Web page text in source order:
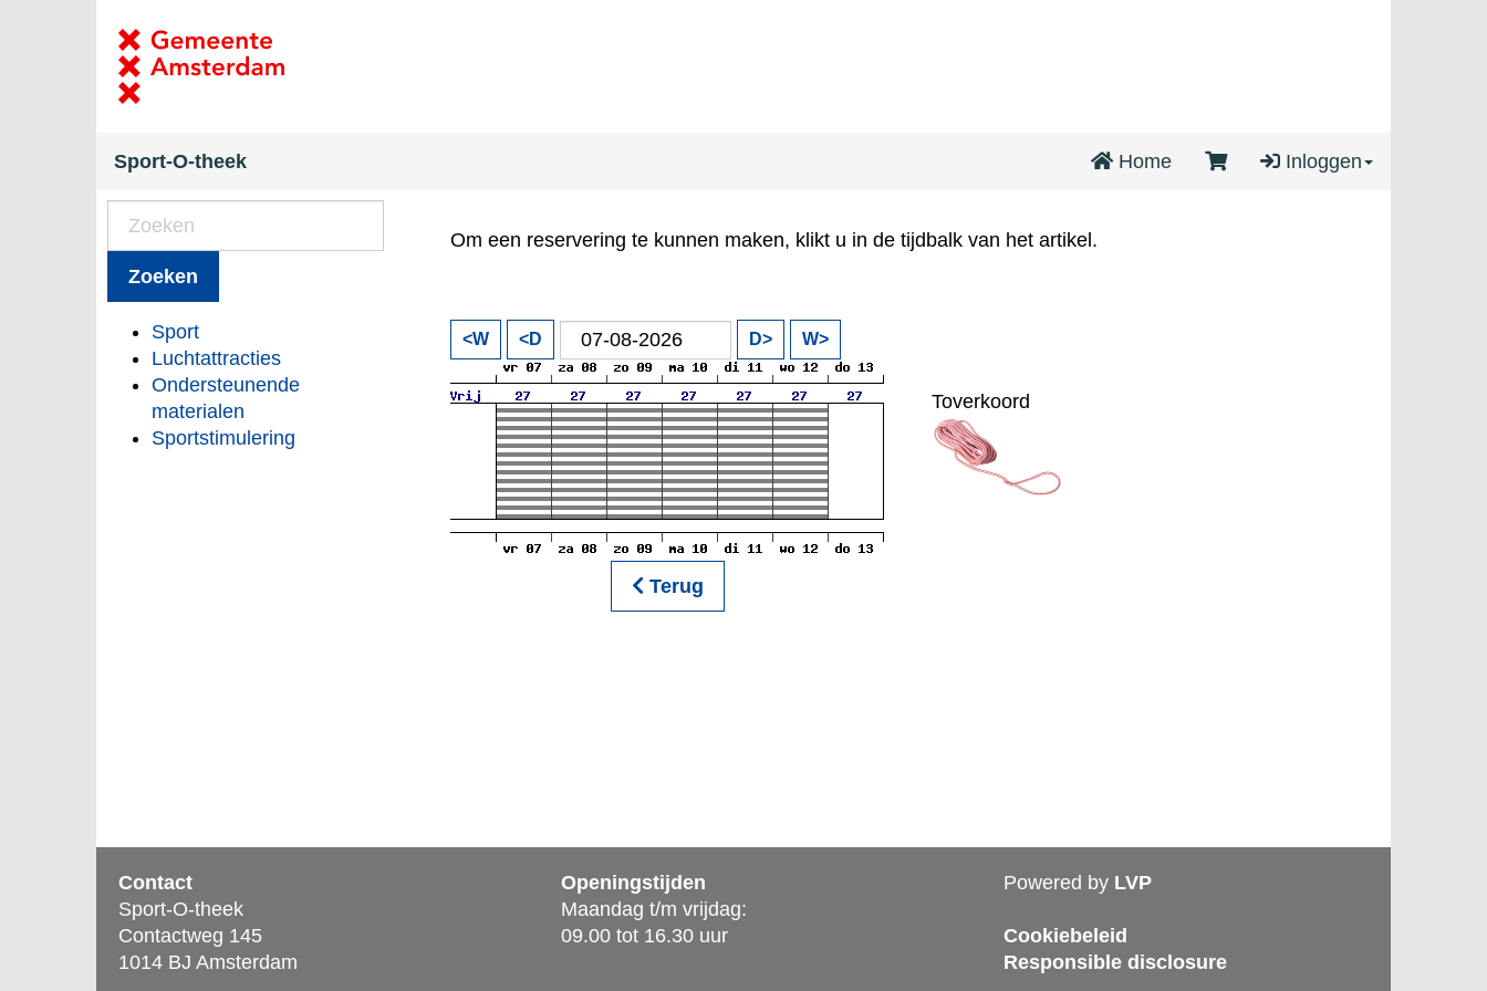
Sport-O-theek Home Inloggen
Om een reservering te kunnen maken, klikt u in de tijdbalk van het artikel.
<W <D D> W>
Toverkoord
Terug
Zoeken
Sport
Luchtattracties
Ondersteunende
materialen
Sportstimulering
Contact
Sport-O-theek
Contactweg 145
1014 BJ Amsterdam
Openingstijden
Maandag t/m vrijdag:
09.00 tot 16.30 uur
Powered by LVP
Cookiebeleid
Responsible disclosure